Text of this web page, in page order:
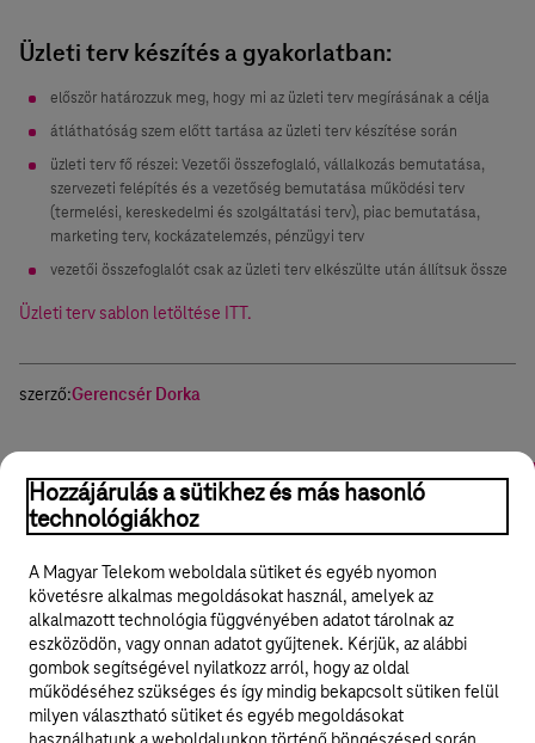
Üzleti terv készítés a gyakorlatban:
először határozzuk meg, hogy mi az üzleti terv megírásának a célja
átláthatóság szem előtt tartása az üzleti terv készítése során
üzleti terv fő részei: Vezetői összefoglaló, vállalkozás bemutatása,
szervezeti felépítés és a vezetőség bemutatása működési terv
(termelési, kereskedelmi és szolgáltatási terv), piac bemutatása,
marketing terv, kockázatelemzés, pénzügyi terv
vezetői összefoglalót csak az üzleti terv elkészülte után állítsuk össze
Üzleti terv sablon letöltése ITT.
szerző:Gerencsér Dorka
Hello Biznisz D-terv Üzleti terv Cápák között
Legyél a Hello Biznisz közösség tagja!
REGISZTRÁLOK/BELÉPEK
Hozzájárulás a sütikhez és más hasonló
technológiákhoz
A Magyar Telekom weboldala sütiket és egyéb nyomon
követésre alkalmas megoldásokat használ, amelyek az
alkalmazott technológia függvényében adatot tárolnak az
eszközödön, vagy onnan adatot gyűjtenek. Kérjük, az alábbi
gombok segítségével nyilatkozz arról, hogy az oldal
működéséhez szükséges és így mindig bekapcsolt sütiken felül
milyen választható sütiket és egyéb megoldásokat